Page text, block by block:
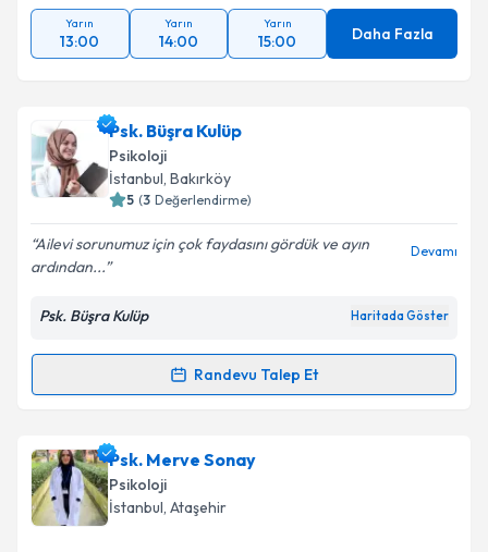
Yarın
13:00
Yarın
14:00
Yarın
15:00 Daha Fazla
Psk. Büşra Kulüp
Psikoloji
İstanbul, Bakırköy
5 (3 Değerlendirme)
Ailevi sorunumuz için çok faydasını gördük ve ayın
ardından...
Devamı
Psk. Büşra Kulüp Haritada Göster
Randevu Talep Et
Randevu Takvimi Talebi
Psk. Büşra Kulüpiçin randevu takvimi talebi oluşturun.
Size bu uzmandan randevu almanız için bir takvim
hazırlandığında e-posta ile bilgilendireceğiz.
Psk. Merve Sonay
Psikoloji
İstanbul, Ataşehir